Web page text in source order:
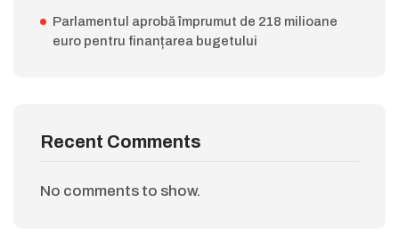
Parlamentul aprobă împrumut de 218 milioane
euro pentru finanțarea bugetului
Recent Comments
No comments to show.